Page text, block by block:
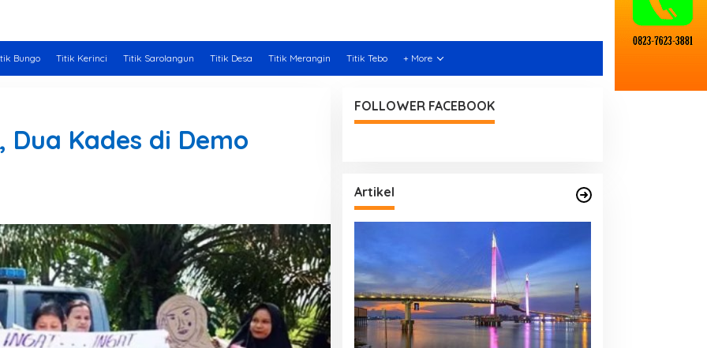
Bungo Titik Kerinci Titik Sarolangun Titik Desa Titik Merangin Titik Tebo + More
Dua Kades di Demo
FOLLOWER FACEBOOK
Artikel